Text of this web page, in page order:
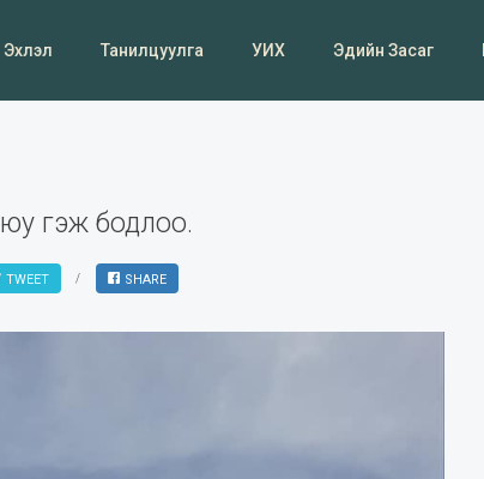
Эхлэл Танилцуулга УИХ Эдийн Засаг
гэж бодлоо.
TWEET SHARE